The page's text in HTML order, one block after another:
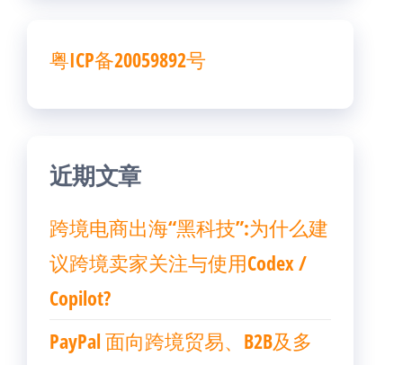
粤ICP备20059892号
近期文章
跨境电商出海“黑科技”:为什么建
议跨境卖家关注与使用Codex /
Copilot?
PayPal 面向跨境贸易、B2B及多